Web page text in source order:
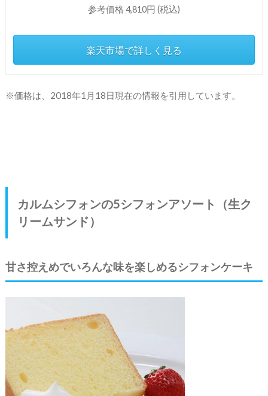
参考価格 4,810円 (税込)
楽天市場で詳しく見る
※価格は、2018年1月18日現在の情報を引用しています。
カルムシフォンの5シフォンアソート（生ク
リームサンド）
甘さ控えめでいろんな味を楽しめるシフォンケーキ